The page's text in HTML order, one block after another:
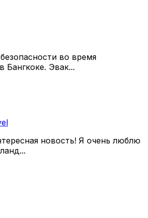
во время
Бангкоке. Эвак...
новость! Я очень люблю